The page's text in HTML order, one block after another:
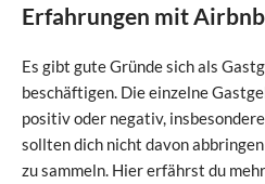
Erfahrungen mit Airbnb
Es gibt gute Gründe sich als
beschäftigen. Die einzelne
positiv oder negativ,
sollten dich nicht davon
zu sammeln. Hier erfährst du